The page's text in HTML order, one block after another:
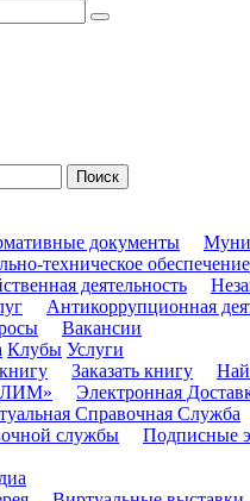
Поиск
документы
техническое обеспечение
деятельность
Антикоррупционная
Вакансии
Клубы Услуги
Заказать книгу
Электронная
Справочная Служба
службы
Подписные